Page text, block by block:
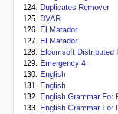
Duplicates Remover
DVAR
El Matador
El Matador
Elcomsoft Distributed
Emergency 4
English
English
English Grammar For
English Grammar For